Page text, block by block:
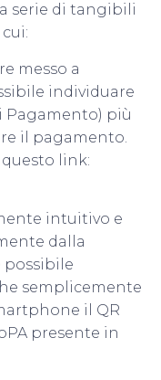
serie di tangibili
messo a
individuare
Pagamento) più
il pagamento.
link:
intuitivo e
dalla
semplicemente
il QR
presente in